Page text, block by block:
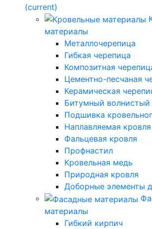
(current)
материалы
Металлочерепица
Гибкая черепица
Композитная
Цементно-песчаная
Керамическая
Битумный волнистый
Подшивка
Наплавляемая кровля
Фальцевая кровля
Профнастил
Кровельная медь
Природная кровля
Доборные элементы
материалы
Гибкий кирпич